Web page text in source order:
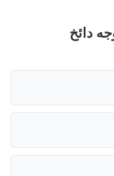
دائخ